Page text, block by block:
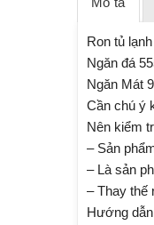
Ron tủ
Ngăn đá
Ngăn Mát
Cần chú ý
Nên kiểm
– Sản
– Là sản
– Thay thế
Hướng